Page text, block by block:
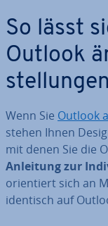
So lässt
Outlook
stel­lun­gen
Wenn Sie Outlook
stehen Ihnen
mit denen Sie die
Anleitung zur
ori­en­tiert sich an
identisch auf